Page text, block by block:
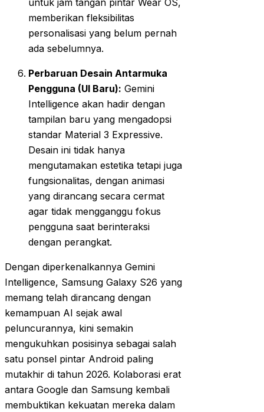
untuk jam tangan pintar Wear OS,
memberikan fleksibilitas
personalisasi yang belum pernah
ada sebelumnya.
Perbaruan Desain Antarmuka
Pengguna (UI Baru): Gemini
Intelligence akan hadir dengan
tampilan baru yang mengadopsi
standar Material 3 Expressive.
Desain ini tidak hanya
mengutamakan estetika tetapi juga
fungsionalitas, dengan animasi
yang dirancang secara cermat
agar tidak mengganggu fokus
pengguna saat berinteraksi
dengan perangkat.
Dengan diperkenalkannya Gemini
Intelligence, Samsung Galaxy S26 yang
memang telah dirancang dengan
kemampuan AI sejak awal
peluncurannya, kini semakin
mengukuhkan posisinya sebagai salah
satu ponsel pintar Android paling
mutakhir di tahun 2026. Kolaborasi erat
antara Google dan Samsung kembali
membuktikan kekuatan mereka dalam